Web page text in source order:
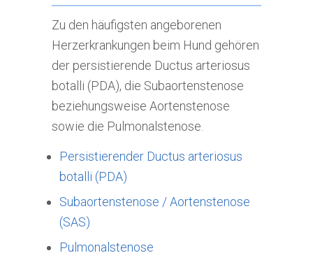
Zu den häufigsten angeborenen
Herzerkrankungen beim Hund gehören
der persistierende Ductus arteriosus
botalli (PDA), die Subaortenstenose
beziehungsweise Aortenstenose
sowie die Pulmonalstenose.
Persistierender Ductus arteriosus
botalli (PDA)
Subaortenstenose / Aortenstenose
(SAS)
Pulmonalstenose